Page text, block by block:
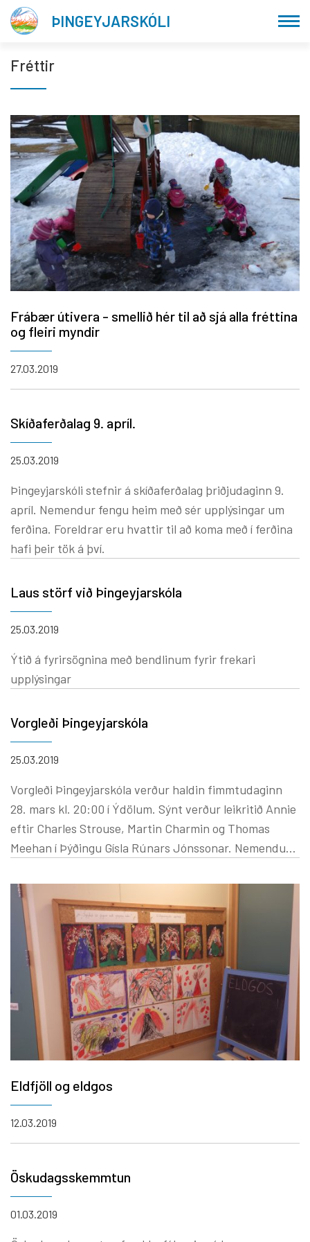
Fara
ÞINGEYJARSKÓLI
Fréttir
Frábær útivera - smellið hér til að sjá alla fréttina
og fleiri myndir
27.03.2019
Skíðaferðalag 9. apríl.
25.03.2019
Þingeyjarskóli stefnir á skíðaferðalag þriðjudaginn 9.
apríl. Nemendur fengu heim með sér upplýsingar um
ferðina. Foreldrar eru hvattir til að koma með í ferðina
hafi þeir tök á því.
Laus störf við Þingeyjarskóla
25.03.2019
Ýtið á fyrirsögnina með bendlinum fyrir frekari
upplýsingar
Vorgleði Þingeyjarskóla
25.03.2019
Vorgleði Þingeyjarskóla verður haldin fimmtudaginn
28. mars kl. 20:00 í Ýdölum. Sýnt verður leikritið Annie
eftir Charles Strouse, Martin Charmin og Thomas
Meehan í Þýðingu Gísla Rúnars Jónssonar. Nemendur
af sýningunni. (Ýtið með bendlinum á fyrirsögnina til að
fá frekari upplýsingar)
Eldfjöll og eldgos
12.03.2019
Öskudagsskemmtun
01.03.2019